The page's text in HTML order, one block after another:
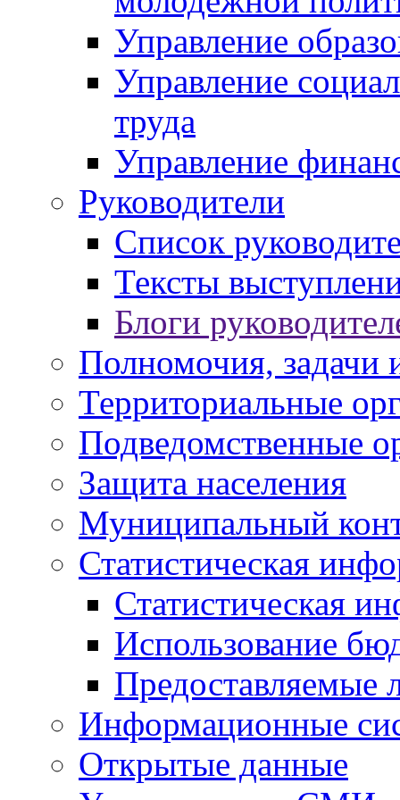
Управление
Управление
труда
Управление
Руководители
Список
Тексты
Блоги
Полномочия, задачи
Территориальные
Подведомственные
Защита населения
Муниципальный
Статистическая
Статистическая
Использование
Предоставляемые
Информационные
Открытые данные